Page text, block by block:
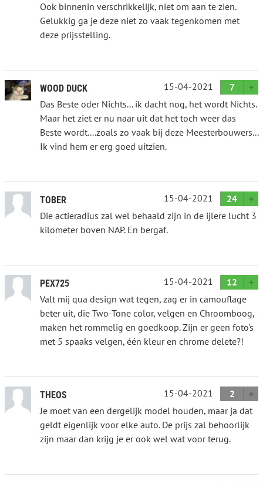
Ook binnenin verschrikkelijk, niet om aan te zien.
Gelukkig ga je deze niet zo vaak tegenkomen met
deze prijsstelling.
WOOD DUCK 15-04-2021
7
Das Beste oder Nichts... ik dacht nog, het wordt Nichts.
Maar het ziet er nu naar uit dat het toch weer das
Beste wordt....zoals zo vaak bij deze Meesterbouwers...
Ik vind hem er erg goed uitzien.
TOBER 15-04-2021
24
Die actieradius zal wel behaald zijn in de ijlere lucht 3
kilometer boven NAP. En bergaf.
PEX725 15-04-2021
12
Valt mij qua design wat tegen, zag er in camouflage
beter uit, die Two-Tone color, velgen en Chroomboog,
maken het rommelig en goedkoop. Zijn er geen foto's
met 5 spaaks velgen, één kleur en chrome delete?!
THEOS 15-04-2021
2
Je moet van een dergelijk model houden, maar ja dat
geldt eigenlijk voor elke auto. De prijs zal behoorlijk
zijn maar dan krijg je er ook wel wat voor terug.